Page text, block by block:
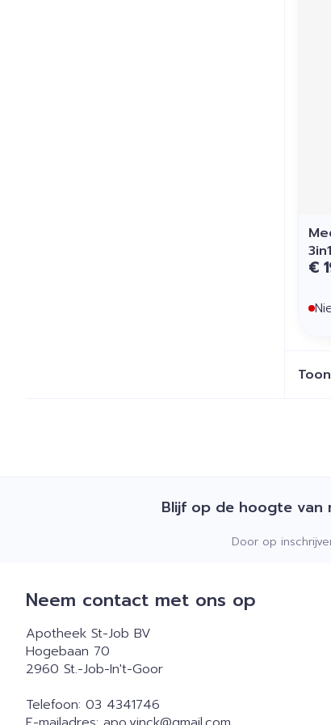
€
Toon
Blijf op de hoogte van
Door op
Neem contact met ons op
Apotheek St-Job BV
Hogebaan 70
2960 St.-Job-In't-Goor
Telefoon: 03 4341746